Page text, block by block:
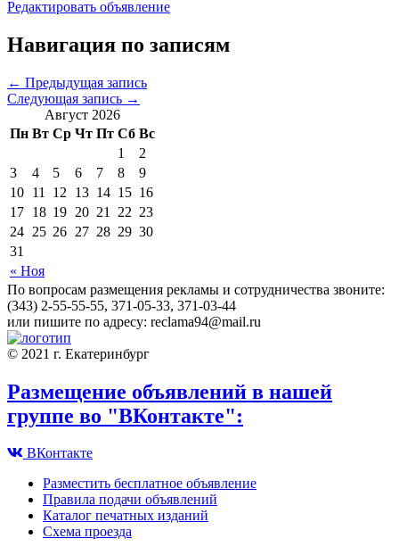
Редактировать объявление
Навигация по записям
← Предыдущая запись
Следующая запись →
Август 2026
Пн Вт Ср Чт Пт Сб Вс
« Ноя
1
2
3
4 5 6 7 8
9
10 11 12 13 14 15 16
17 18 19 20 21 22 23
24 25 26 27 28 29 30
31
По вопросам размещения рекламы и сотрудничества звоните:
(343) 2-55-55-55, 371-05-33, 371-03-44
или пишите по адресу: reclama94@mail.ru
© 2021 г. Екатеринбург
Размещение объявлений в нашей
группе во "ВКонтакте":
ВКонтакте
Разместить бесплатное объявление
Правила подачи объявлений
Каталог печатных изданий
Схема проезда